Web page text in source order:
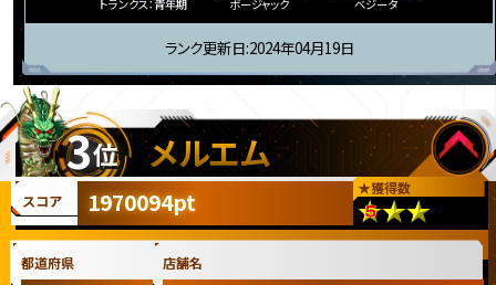
トランクス：青年期 ボージャック ベジータ
ランク更新日:2024年04月19日
3位 メルエム
★獲得数
スコア 1970094pt
都道府県 店舗名